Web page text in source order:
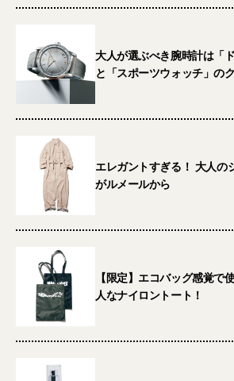
大人が選ぶべき腕時計は「
と「スポーツウォッチ」の
エレガントすぎる！ 大人の
がルメールから
【限定】エコバッグ感覚で
人なナイロントート！